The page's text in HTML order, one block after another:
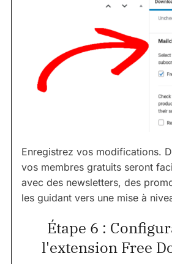
Enregistrez vos modifications.
vos membres gratuits seront
avec des newsletters, des
les guidant vers une mise à
Étape 6 :
l'extension Free